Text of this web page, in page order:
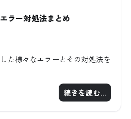
ラー対処法まとめ
た様々なエラーとその対処法を
続きを読む…